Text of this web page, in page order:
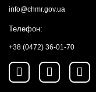
info@chmr.gov.ua
Телефон:
+38 (0472) 36-01-70